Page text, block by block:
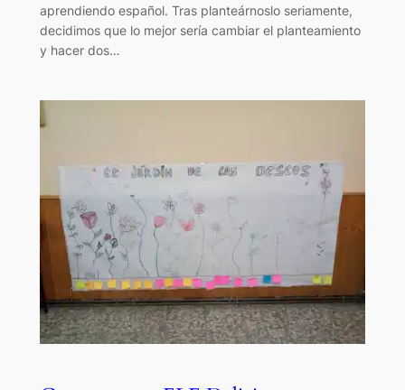
aprendiendo español. Tras planteárnoslo seriamente,
decidimos que lo mejor sería cambiar el planteamiento
y hacer dos…